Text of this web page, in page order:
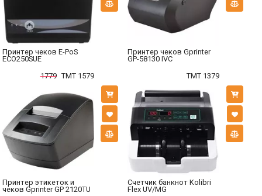
Принтер чеков E-PoS
ECO250SUE
1779 TMT 1579
Принтер чеков Gprinter
GP-58130 IVC
TMT 1379
Принтер этикеток и
чеков Gprinter GP 2120TU
Счетчик банкнот Kolibri
Flex UV/MG